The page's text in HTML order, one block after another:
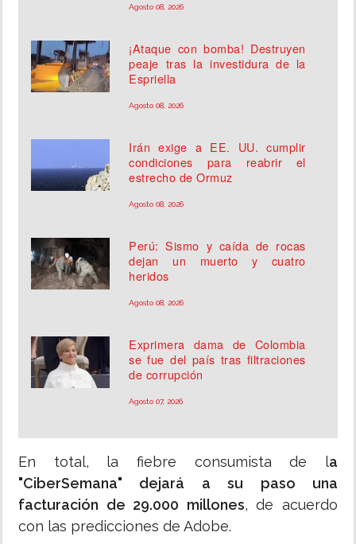
Agosto 08, 2026
¡Ataque con bomba! Destruyen
peaje tras la investidura de la
Espriella
Agosto 08, 2026
Irán exige a EE. UU. cumplir
condiciones para reabrir el
estrecho de Ormuz
Agosto 08, 2026
Perú: Sismo y caída de rocas
dejan un muerto y cuatro
heridos
Agosto 08, 2026
Exprimera dama de Colombia
se fue del país tras filtraciones
de corrupción
Agosto 07, 2026
En total, la fiebre consumista de la
"CiberSemana" dejará a su paso una
facturación de 29.000 millones, de acuerdo
con las predicciones de Adobe.